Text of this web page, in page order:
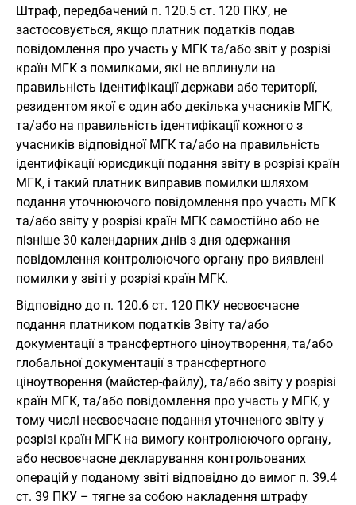
Штраф, передбачений п. 120.5 ст. 120 ПКУ, не
застосовується, якщо платник податків подав
повідомлення про участь у МГК та/або звіт у розрізі
країн МГК з помилками, які не вплинули на
правильність ідентифікації держави або території,
резидентом якої є один або декілька учасників МГК,
та/або на правильність ідентифікації кожного з
учасників відповідної МГК та/або на правильність
ідентифікації юрисдикції подання звіту в розрізі країн
МГК, і такий платник виправив помилки шляхом
подання уточнюючого повідомлення про участь МГК
та/або звіту у розрізі країн МГК самостійно або не
пізніше 30 календарних днів з дня одержання
повідомлення контролюючого органу про виявлені
помилки у звіті у розрізі країн МГК.
Відповідно до п. 120.6 ст. 120 ПКУ несвоєчасне
подання платником податків Звіту та/або
документації з трансфертного ціноутворення, та/або
глобальної документації з трансфертного
ціноутворення (майстер-файлу), та/або звіту у розрізі
країн МГК, та/або повідомлення про участь у МГК, у
тому числі несвоєчасне подання уточненого звіту у
розрізі країн МГК на вимогу контролюючого органу,
або несвоєчасне декларування контрольованих
операцій у поданому звіті відповідно до вимог п. 39.4
ст. 39 ПКУ – тягне за собою накладення штрафу